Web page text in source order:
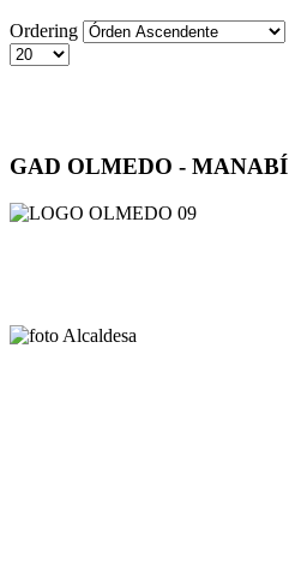
Ordering
GAD OLMEDO - MANABÍ